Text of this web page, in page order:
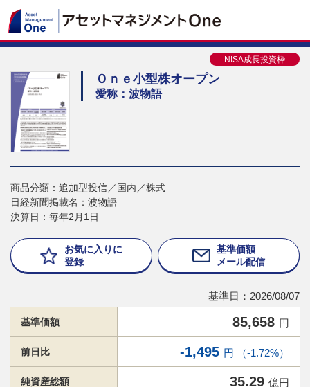
NISA成長投資枠
Ｏｎｅ小型株オープン
愛称：波物語
商品分類：追加型投信／国内／株式
日経新聞掲載名：波物語
決算日：毎年2月1日
お気に入りに
登録
基準価額
メール配信
基準日：2026/08/07
基準価額 85,658 円
前日比 -1,495 円 （-1.72%）
純資産総額 35.29 億円